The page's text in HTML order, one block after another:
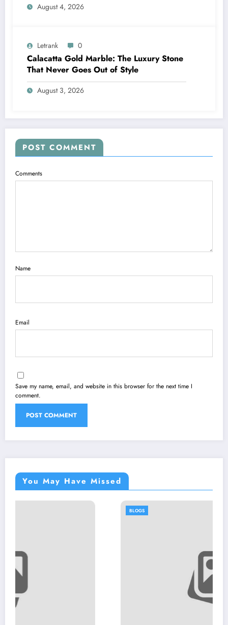
August 4, 2026
Letrank 0
Calacatta Gold Marble: The Luxury Stone
That Never Goes Out of Style
August 3, 2026
POST COMMENT
Comments
Name
Email
Save my name, email, and website in this browser for the next time I
comment.
You May Have Missed